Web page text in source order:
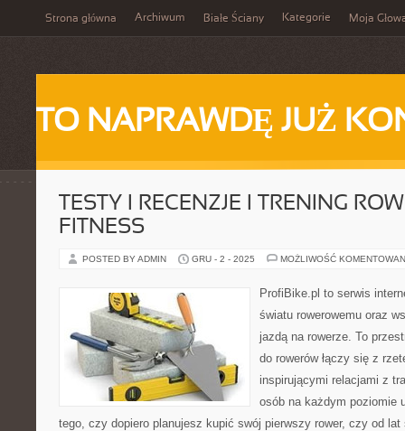
Strona główna Archiwum Białe Ściany Kategorie Moja
TO NAPRAWDĘ JUŻ
TESTY I RECENZJE I TRENING
FITNESS
POSTED BY ADMIN GRU - 2 - 2025 MOŻLIWOŚĆ
ProfiBike.pl to serwis
światu rowerowemu oraz
jazdą na rowerze. To
do rowerów łączy się z
inspirującymi relacjami z
osób na każdym poziomie
tego, czy dopiero planujesz kupić swój pierwszy rower, czy od